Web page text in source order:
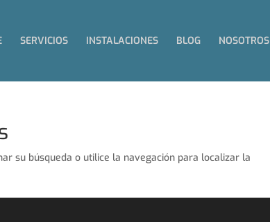
SERVICIOS INSTALACIONES BLOG NOSOTROS
su búsqueda o utilice la navegación para localizar la